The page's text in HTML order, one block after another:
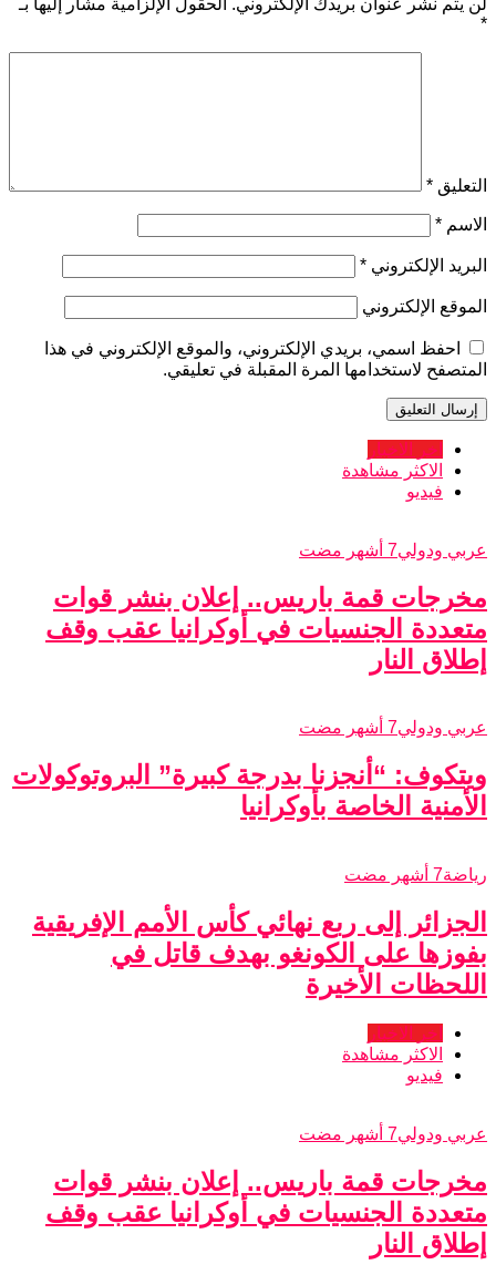
*
التعليق *
الاسم *
البريد الإلكتروني *
الموقع الإلكتروني
احفظ اسمي، بريدي الإلكتروني، والموقع الإلكتروني في هذا
المتصفح لاستخدامها المرة المقبلة في تعليقي.
اخر الاخبار
الاكثر مشاهدة
فيديو
عربي ودولي7 أشهر مضت
مخرجات قمة باريس.. إعلان بنشر قوات
متعددة الجنسيات في أوكرانيا عقب وقف
إطلاق النار
عربي ودولي7 أشهر مضت
ويتكوف: “أنجزنا بدرجة كبيرة” البروتوكولات
الأمنية الخاصة بأوكرانيا
رياضة7 أشهر مضت
الجزائر إلى ربع نهائي كأس الأمم الإفريقية
بفوزها على الكونغو بهدف قاتل في
اللحظات الأخيرة
اخر الاخبار
الاكثر مشاهدة
فيديو
عربي ودولي7 أشهر مضت
مخرجات قمة باريس.. إعلان بنشر قوات
متعددة الجنسيات في أوكرانيا عقب وقف
إطلاق النار